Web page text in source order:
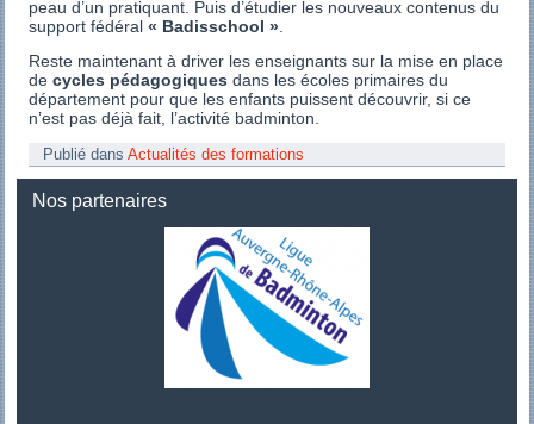
peau d’un pratiquant. Puis d’étudier les nouveaux contenus du
support fédéral« Badisschool »
Reste maintenant à driver les enseignants sur la mise en place
decycles pédagogiques dans les écoles primaires du
département pour que les enfants puissent découvrir, si ce
n’est pas déjà fait, l’activité badminton.
Publié dans Actualités des formations
Nos partenaires